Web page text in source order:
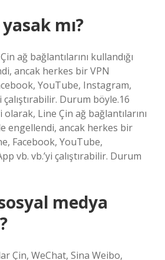
mı?
ağ bağlantılarını kullandığı
ancak herkes bir VPN
YouTube, Instagram,
çalıştırabilir. Durum böyle.16
Line Çin ağ bağlantılarını
engellendi, ancak herkes bir
Facebook, YouTube,
vb. vb.’yi çalıştırabilir. Durum
medya
Çin, WeChat, Sina Weibo,